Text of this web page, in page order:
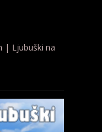
| Ljubuški na